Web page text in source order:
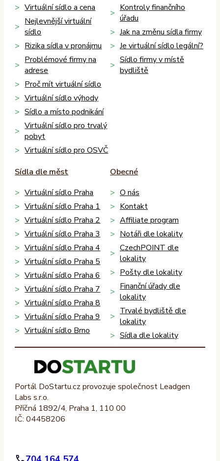
Virtuální sídlo a cena
Nejlevnější virtuální
sídlo
Rizika sídla v pronájmu
Problémové firmy na
adrese
Proč mít virtuální sídlo
Virtuální sídlo výhody
Sídlo a místo podnikání
Virtuální sídlo pro trvalý
pobyt
Virtuální sídlo pro OSVČ
Kontroly finančního
úřadu
Jak na změnu sídla firmy
Je virtuální sídlo legální?
Sídlo firmy v místě
bydliště
Sídla dle měst
Virtuální sídlo Praha
Virtuální sídlo Praha 1
Virtuální sídlo Praha 2
Virtuální sídlo Praha 3
Virtuální sídlo Praha 4
Virtuální sídlo Praha 5
Virtuální sídlo Praha 6
Virtuální sídlo Praha 7
Virtuální sídlo Praha 8
Virtuální sídlo Praha 9
Virtuální sídlo Brno
Obecné
O nás
Kontakt
Affiliate program
Notáři dle lokality
CzechPOINT dle
lokality
Pošty dle lokality
Finanční úřady dle
lokality
Trvalé bydliště dle
lokality
Sídla dle lokality
Portál DoStartu.cz provozuje společnost Leadgen
Labs s.r.o.
Příčná 1892/4, Praha 1, 110 00
IČ: 04458206